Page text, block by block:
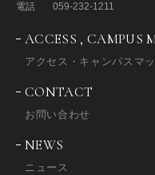
電話
059-232-1211
ACCESS , CAMPUS
アクセス・キャンパスマ
CONTACT
お問い合わせ
NEWS
ニュース